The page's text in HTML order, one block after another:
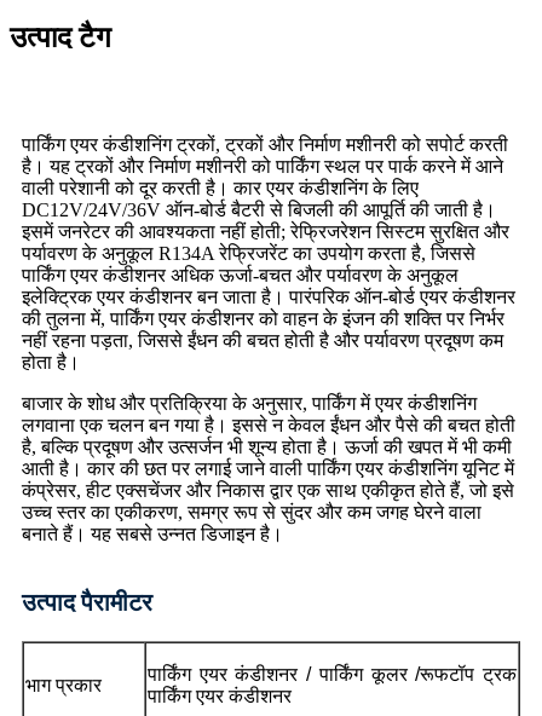
उत्पाद टैग
पार्किंग एयर कंडीशनिंग ट्रकों, ट्रकों और निर्माण मशीनरी को सपोर्ट करती
है। यह ट्रकों और निर्माण मशीनरी को पार्किंग स्थल पर पार्क करने में आने
वाली परेशानी को दूर करती है। कार एयर कंडीशनिंग के लिए
DC12V/24V/36V ऑन-बोर्ड बैटरी से बिजली की आपूर्ति की जाती है।
इसमें जनरेटर की आवश्यकता नहीं होती; रेफ्रिजरेशन सिस्टम सुरक्षित और
पर्यावरण के अनुकूल R134A रेफ्रिजरेंट का उपयोग करता है, जिससे
पार्किंग एयर कंडीशनर अधिक ऊर्जा-बचत और पर्यावरण के अनुकूल
इलेक्ट्रिक एयर कंडीशनर बन जाता है। पारंपरिक ऑन-बोर्ड एयर कंडीशनर
की तुलना में, पार्किंग एयर कंडीशनर को वाहन के इंजन की शक्ति पर निर्भर
नहीं रहना पड़ता, जिससे ईंधन की बचत होती है और पर्यावरण प्रदूषण कम
होता है।
बाजार के शोध और प्रतिक्रिया के अनुसार, पार्किंग में एयर कंडीशनिंग
लगवाना एक चलन बन गया है। इससे न केवल ईंधन और पैसे की बचत होती
है, बल्कि प्रदूषण और उत्सर्जन भी शून्य होता है। ऊर्जा की खपत में भी कमी
आती है। कार की छत पर लगाई जाने वाली पार्किंग एयर कंडीशनिंग यूनिट में
कंप्रेसर, हीट एक्सचेंजर और निकास द्वार एक साथ एकीकृत होते हैं, जो इसे
उच्च स्तर का एकीकरण, समग्र रूप से सुंदर और कम जगह घेरने वाला
बनाते हैं। यह सबसे उन्नत डिजाइन है।
उत्पाद पैरामीटर
भाग प्रकार
पार्किंग एयर कंडीशनर / पार्किंग कूलर /रूफटॉप ट्रक
पार्किंग एयर कंडीशनर